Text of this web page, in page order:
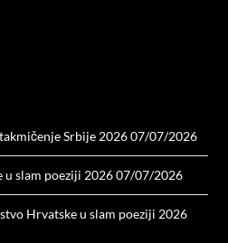
Srbije 2026 07/07/2026
u slam poeziji 2026 07/07/2026
Hrvatske u slam poeziji 2026